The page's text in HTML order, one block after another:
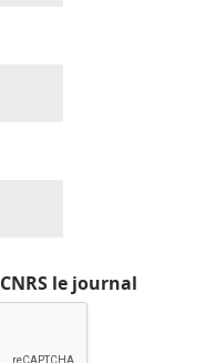
le journal